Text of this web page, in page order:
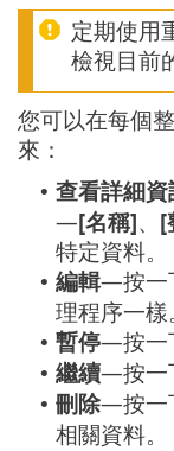
定期使用
檢視目前
您可以在每個
來：
• 查看詳細資
—[名稱]、 [
特定資料。
• 編輯—按一
理程序一樣
• 暫停—按一
• 繼續—按一
• 刪除—按一
相關資料。